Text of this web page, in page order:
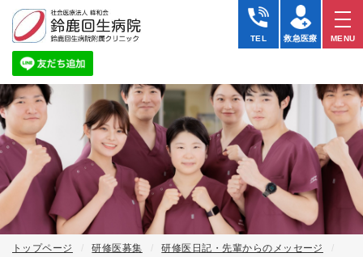
学
会
に
参
加
し
ま
し
た。
｜
修
医
日
記
｜
社
TEL 救急医療 MENU
トップページ 研修医募集
研修医日記・先輩からのメッセージ